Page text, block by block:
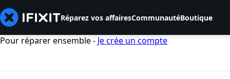
Réparez vos affairesCommunautéBoutique
Pour réparer ensemble - Je crée un compte